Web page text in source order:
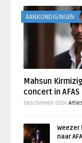
AANKONDIGINGEN
Mahsun
concert in
Geschreven door
Weezer
naar